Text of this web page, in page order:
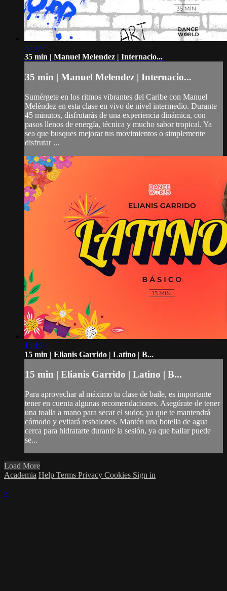
32:28
35 min | Manuel Melendez | Internacio...
35 min | Manuel Melendez | Internacio...
Sumérgete en los ritmos vibrantes del Caribe con Manuel
Meléndez en esta clase en vivo de nivel intermedio. Durante
45 minutos, disfrutarás de una experiencia dinámica, con
pasos llenos de energía, técnica y mucho sabor tropical. Ya
sea que busques mejorar tus movimientos o simplemente
disfrutar ...
15:19
15 min | Elianis Garrido | Latino | B...
15 min | Elianis Garrido | Latino | B...
Para aprovechar al máximo tu clase de baile, es importante
tener en cuenta algunas recomendaciones. Asegúrate de tener
una toalla a mano para secar el sudor, ya que te mantendrá
cómodo y evitará resbalones. Mantén una botella de agua
cerca para hidratarte durante la sesión, ya que bailar puede
se...
Load More
Academia Help Terms Privacy Cookies Sign in
×